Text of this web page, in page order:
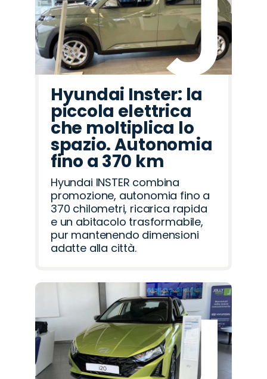
Hyundai Inster: la
piccola elettrica
che moltiplica lo
spazio. Autonomia
fino a 370 km
Hyundai INSTER combina
promozione, autonomia fino a
370 chilometri, ricarica rapida
e un abitacolo trasformabile,
pur mantenendo dimensioni
adatte alla città.